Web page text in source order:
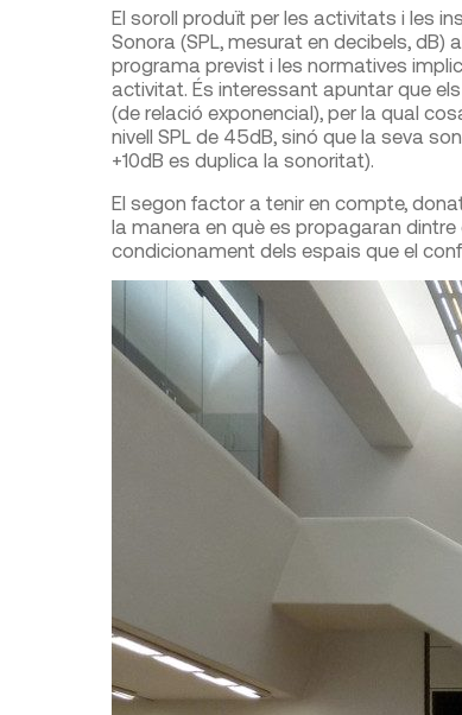
El soroll produït per les activitats i les
Sonora (SPL, mesurat en decibels, dB)
programa previst i les normatives
activitat. És interessant apuntar que
(de relació exponencial), per la qual
nivell SPL de 45dB, sinó que la seva
+10dB es duplica la sonoritat).
El segon factor a tenir en compte,
la manera en què es propagaran dintre
condicionament dels espais que el